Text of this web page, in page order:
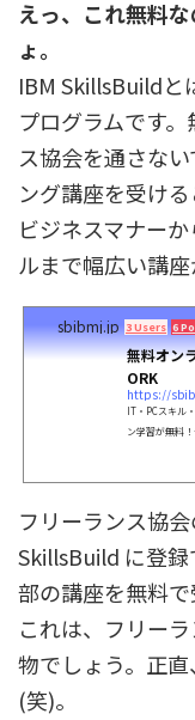
えっ、これ無料
ょ。
IBM SkillsBuildと
プログラムです
ス協会を通さな
ング講座を受ける
ビジネスマナー
ルまで幅広い講座
sbibmj.jp 3 Users 6
無料オン
ORK
https://
IT・PCスキル
ン学習が無料
フリーランス協
SkillsBuild に登
部の講座を無料で
これは、フリー
物でしょう。正
(笑)。